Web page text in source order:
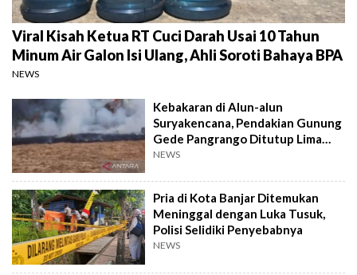
Viral Kisah Ketua RT Cuci Darah Usai 10 Tahun
Minum Air Galon Isi Ulang, Ahli Soroti Bahaya BPA
NEWS
Kebakaran di Alun-alun
Suryakencana, Pendakian Gunung
Gede Pangrango Ditutup Lima
Hari
NEWS
Pria di Kota Banjar Ditemukan
Meninggal dengan Luka Tusuk,
Polisi Selidiki Penyebabnya
NEWS